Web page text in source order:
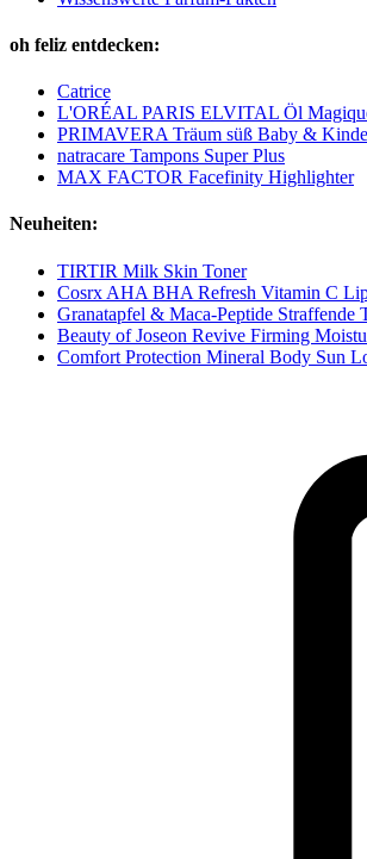
oh feliz entdecken:
Catrice
L'ORÉAL PARIS ELVITAL Öl
PRIMAVERA Träum süß Baby &
natracare Tampons Super Plus
MAX FACTOR Facefinity Highlighter
Neuheiten:
TIRTIR Milk Skin Toner
Cosrx AHA BHA Refresh Vitamin C
Granatapfel & Maca-Peptide Straffende
Beauty of Joseon Revive Firming
Comfort Protection Mineral Body Sun